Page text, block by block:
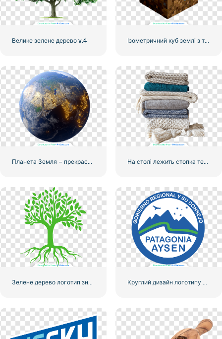
Велике зелене дерево v.4 Ізометричний куб землі з травою з Minecraft
На столі лежить стопка теплих вовняних ковдр
Зелене дерево логотип значок Круглий дизайн логотипу Gore Aysen Patagonia 2025, безкоштовний PNG